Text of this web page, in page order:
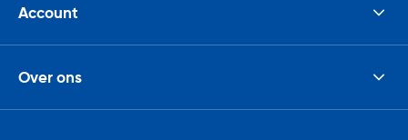
Account
Over ons